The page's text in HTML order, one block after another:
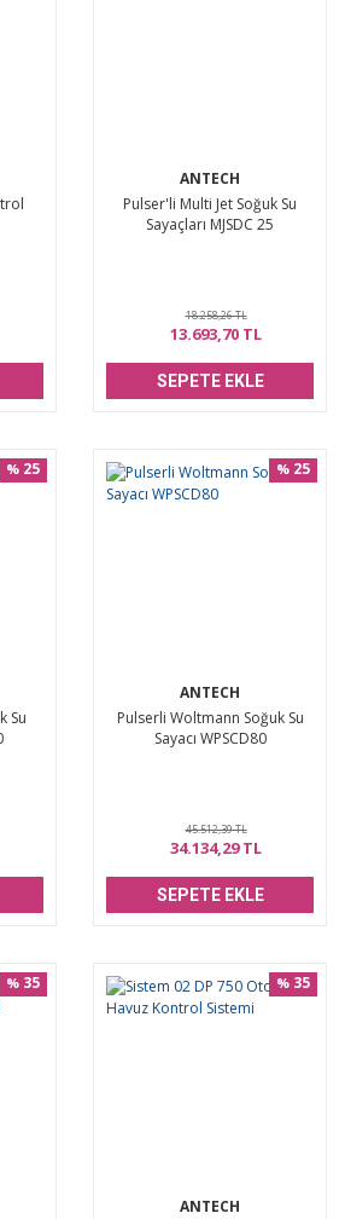
ANTECH
Pulser'li Multi Jet Soğuk Su
Sayaçları MJSDC 25
18.258,26 TL
13.693,70 TL
SEPETE EKLE
Su
% 25
ANTECH
Pulserli Woltmann Soğuk Su
Sayacı WPSCD80
% 25
45.512,39 TL
34.134,29 TL
SEPETE EKLE
% 35
ANTECH
% 35